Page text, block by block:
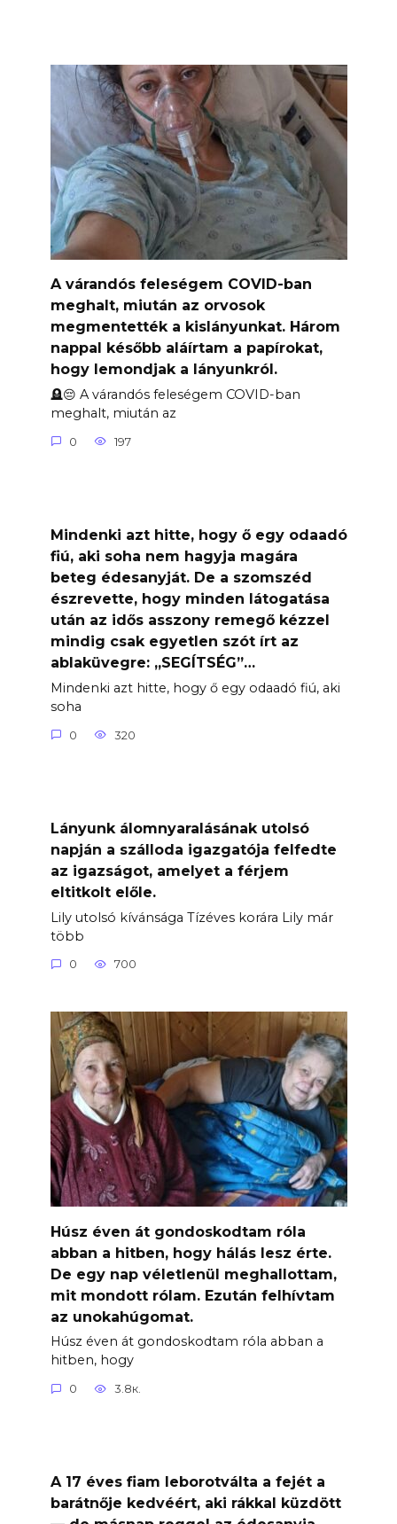
A várandós feleségem COVID-ban
meghalt, miután az orvosok
megmentették a kislányunkat. Három
nappal később aláírtam a papírokat,
hogy lemondjak a lányunkról.
🪦😔 A várandós feleségem COVID-ban
meghalt, miután az
0 197
Mindenki azt hitte, hogy ő egy odaadó
fiú, aki soha nem hagyja magára
beteg édesanyját. De a szomszéd
észrevette, hogy minden látogatása
után az idős asszony remegő kézzel
mindig csak egyetlen szót írt az
ablaküvegre: „SEGÍTSÉG”…
Mindenki azt hitte, hogy ő egy odaadó fiú, aki
soha
0 320
Lányunk álomnyaralásának utolsó
napján a szálloda igazgatója felfedte
az igazságot, amelyet a férjem
eltitkolt előle.
Lily utolsó kívánsága Tízéves korára Lily már
több
0 700
Húsz éven át gondoskodtam róla
abban a hitben, hogy hálás lesz érte.
De egy nap véletlenül meghallottam,
mit mondott rólam. Ezután felhívtam
az unokahúgomat.
Húsz éven át gondoskodtam róla abban a
hitben, hogy
0 3.8к.
A 17 éves fiam leborotválta a fejét a
barátnője kedvéért, aki rákkal küzdött